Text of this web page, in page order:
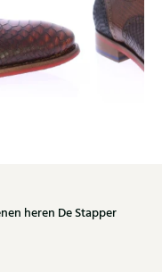
heren De Stapper